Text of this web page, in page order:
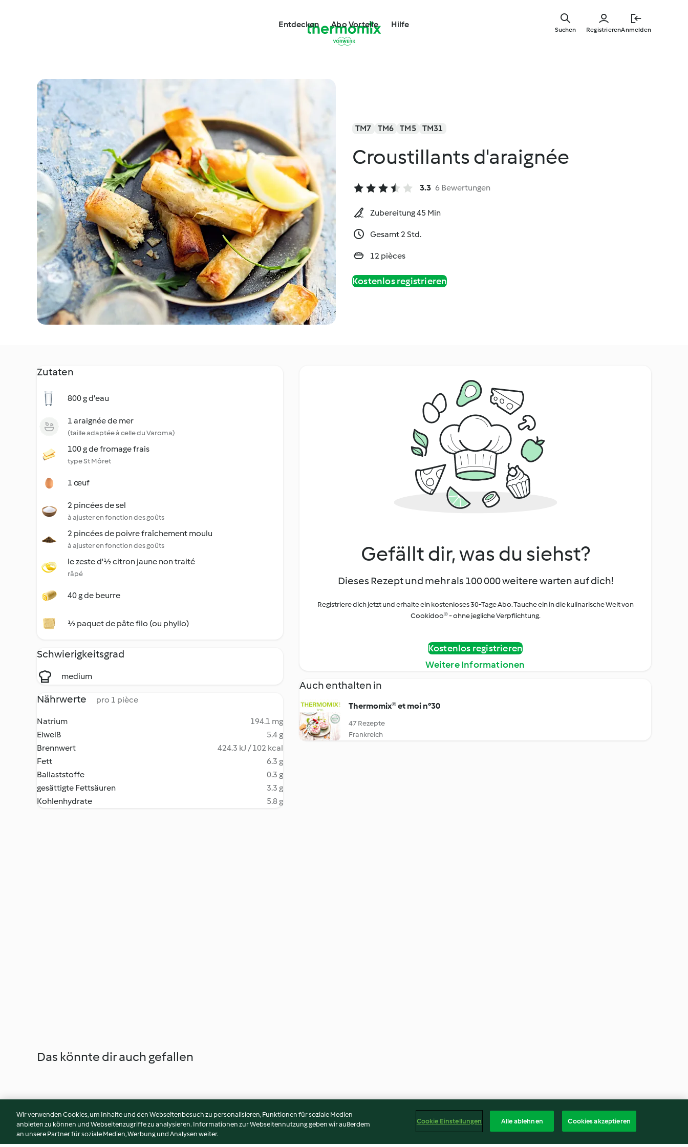
Entdecken Abo Vorteile Hilfe
RegistrierenAnmelden
Suchen
TM7 TM6 TM5 TM31
Croustillants d'araignée
3.3 6 Bewertungen
Zubereitung 45 Min
Gesamt 2 Std.
12 pièces
Kostenlos registrieren
Zutaten
800 g d'eau
1 araignée de mer
(taille adaptée à celle du Varoma)
100 g de fromage frais
type St Môret
1 œuf
2 pincées de sel
à ajuster en fonction des goûts
2 pincées de poivre fraîchement moulu
à ajuster en fonction des goûts
le zeste d'½ citron jaune non traité
râpé
40 g de beurre
½ paquet de pâte filo (ou phyllo)
Schwierigkeitsgrad
medium
Nährwerte pro 1 pièce
Natrium
194.1 mg
Eiweiß
5.4 g
Brennwert
424.3 kJ / 102 kcal
Fett
6.3 g
Ballaststoffe
0.3 g
gesättigte Fettsäuren
3.3 g
Kohlenhydrate
5.8 g
Gefällt dir, was du siehst?
Dieses Rezept und mehr als 100 000 weitere warten auf dich!
Registriere dich jetzt und erhalte ein kostenloses 30-Tage Abo. Tauche ein in die kulinarische Welt von
Cookidoo® - ohne jegliche Verpflichtung.
Kostenlos registrieren
Weitere Informationen
Auch enthalten in
Thermomix® et moi n°30
47 Rezepte
Frankreich
Das könnte dir auch gefallen
Wir verwenden Cookies, um Inhalte und den Webseitenbesuch zu personalisieren, Funktionen für soziale Medien
anbieten zu können und Webseitenzugriffe zu analysieren. Informationen zur Webseitennutzung geben wir außerdem
an unsere Partner für soziale Medien, Werbung und Analysen weiter.
Cookie Einstellungen Alle ablehnen Cookies akzeptieren